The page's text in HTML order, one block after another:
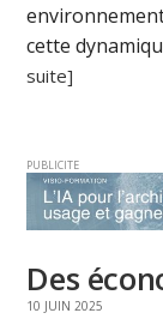
cette
suite]
PUBLICITE
Des
10 JUIN 2025